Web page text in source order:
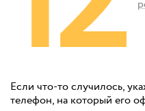
Если что-то случилось,
телефон, на который его